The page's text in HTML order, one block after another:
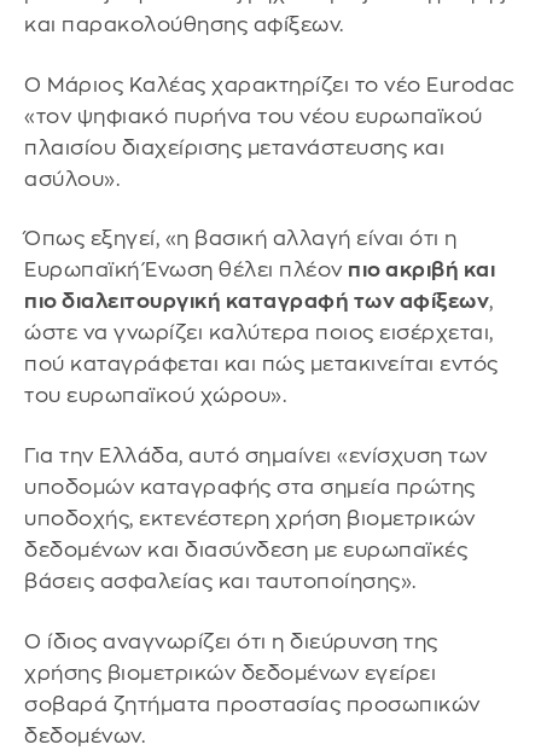
και παρακολούθησης αφίξεων.
Ο Μάριος Καλέας χαρακτηρίζει το νέο Eurodac
«τον ψηφιακό πυρήνα του νέου ευρωπαϊκού
πλαισίου διαχείρισης μετανάστευσης και
ασύλου».
Όπως εξηγεί, «η βασική αλλαγή είναι ότι η
Ευρωπαϊκή Ένωση θέλει πλέον πιο ακριβή και
πιο διαλειτουργική καταγραφή των αφίξεων,
ώστε να γνωρίζει καλύτερα ποιος εισέρχεται,
πού καταγράφεται και πώς μετακινείται εντός
του ευρωπαϊκού χώρου».
Για την Ελλάδα, αυτό σημαίνει «ενίσχυση των
υποδομών καταγραφής στα σημεία πρώτης
υποδοχής, εκτενέστερη χρήση βιομετρικών
δεδομένων και διασύνδεση με ευρωπαϊκές
βάσεις ασφαλείας και ταυτοποίησης».
Ο ίδιος αναγνωρίζει ότι η διεύρυνση της
χρήσης βιομετρικών δεδομένων εγείρει
σοβαρά ζητήματα προστασίας προσωπικών
δεδομένων.